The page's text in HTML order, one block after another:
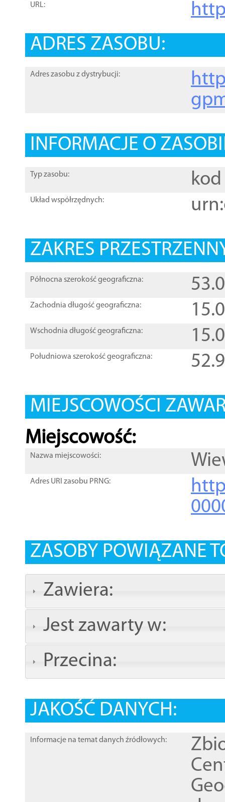
URL:
ADRES ZASOBU:
Adres zasobu z dystrybucji:
INFORMACJE O
Typ zasobu: kod
Układ współrzędnych:
ZAKRES
Północna szerokość geograficzna:
Zachodnia długość geograficzna:
Wschodnia długość geograficzna:
Południowa szerokość geograficzna:
MIEJSCOWOŚCI
Miejscowość:
Nazwa miejscowości:
Adres URI zasobu PRNG:
ZASOBY POWIĄZANE
Zawiera:
Jest zawarty w:
Przecina:
JAKOŚĆ DANYCH:
Informacje na temat danych źródłowych: